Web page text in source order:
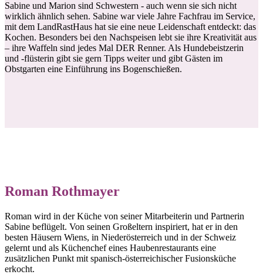
Sabine und Marion sind Schwestern - auch wenn sie sich nicht
wirklich ähnlich sehen. Sabine war viele Jahre Fachfrau im Service,
mit dem LandRastHaus hat sie eine neue Leidenschaft entdeckt: das
Kochen. Besonders bei den Nachspeisen lebt sie ihre Kreativität aus
– ihre Waffeln sind jedes Mal DER Renner. Als Hundebeistzerin
und -flüsterin gibt sie gern Tipps weiter und gibt Gästen im
Obstgarten eine Einführung ins Bogenschießen.
Roman Rothmayer
Roman wird in der Küche von seiner Mitarbeiterin und Partnerin
Sabine beflügelt. Von seinen Großeltern inspiriert, hat er in den
besten Häusern Wiens, in Niederösterreich und in der Schweiz
gelernt und als Küchenchef eines Haubenrestaurants eine
zusätzlichen Punkt mit spanisch-österreichischer Fusionsküche
erkocht.